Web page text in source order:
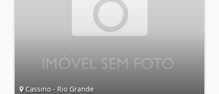
Cassino - Rio Grande